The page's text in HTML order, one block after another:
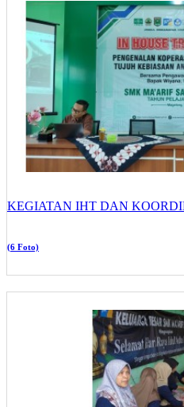
KEGIATAN IHT DAN
(6 Foto)